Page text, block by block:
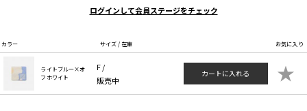
ログインして会員ステージをチェック
カラー サイズ / 在庫 お気に入り
ライトブルー×オ
フホワイト
F /
販売中
カートに入れる ★